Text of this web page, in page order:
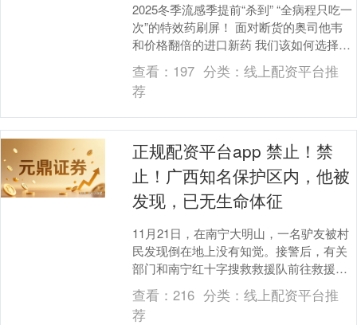
2025冬季流感季提前“杀到” “全病程只吃一
次”的特效药刷屏！ 面对断货的奥司他韦
和价格翻倍的进口新药 我们该如何选择？
流感毒株比例惊人，孩子最易中招 中....
查看： 197 分类： 线上配资平台推
荐
正规配资平台app 禁止！禁
止！广西知名保护区内，他被
发现，已无生命体征
11月21日，在南宁大明山，一名驴友被村
民发现倒在地上没有知觉。接警后，有关
部门和南宁红十字搜救救援队前往救援，
遗憾的是，该男子疑因失温已无生命体
征。 男子独自....
查看：216 分类： 线上配资平台推
荐